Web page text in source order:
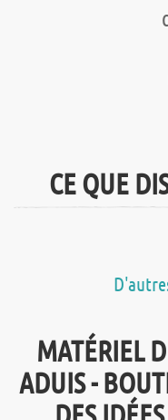
CE QUE
MATÉRIEL
ADUIS -